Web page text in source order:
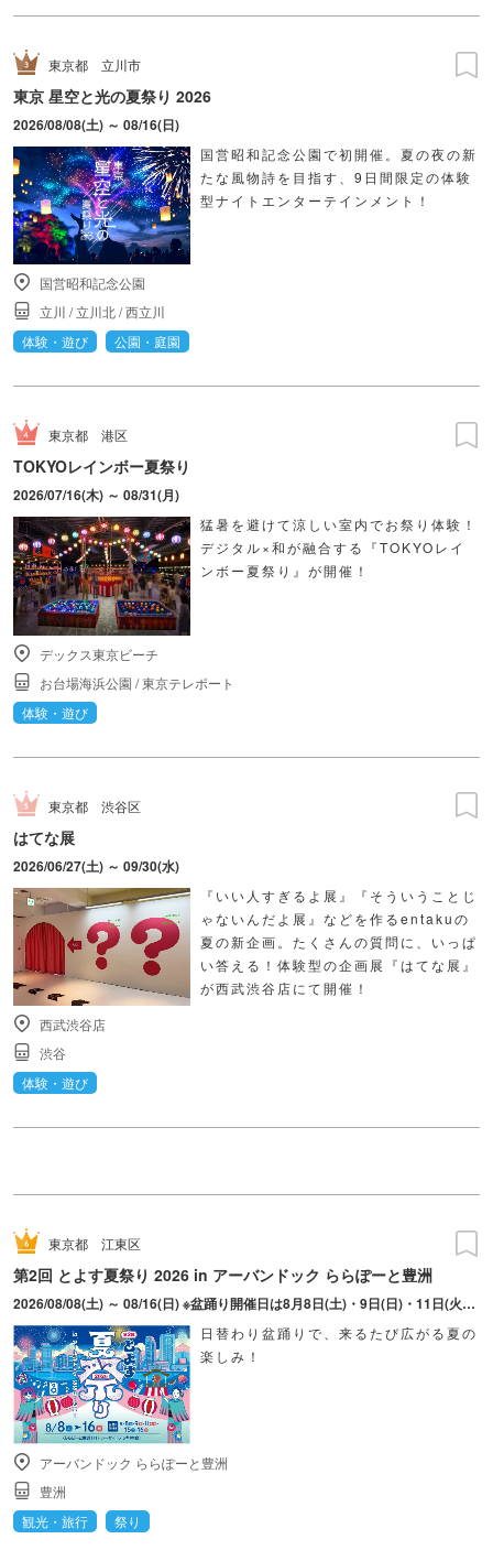
東京都 立川市
東京 星空と光の夏祭り 2026
2026/08/08(土) ～ 08/16(日)
国営昭和記念公園で初開催。夏の夜の新
たな風物詩を目指す、9日間限定の体験
型ナイトエンターテインメント！
国営昭和記念公園
立川 /立川北/西立川
体験・遊び
公園・庭園
東京都 港区
TOKYOレインボー夏祭り
2026/07/16(木) ～ 08/31(月)
猛暑を避けて涼しい室内でお祭り体験！
デジタル×和が融合する『TOKYOレイ
ンボー夏祭り』が開催！
デックス東京ビーチ
お台場海浜公園 /東京テレポート
体験・遊び
東京都 渋谷区
はてな展
2026/06/27(土) ～ 09/30(水)
『いい人すぎるよ展』『そういうことじ
ゃないんだよ展』などを作るentakuの
夏の新企画。たくさんの質問に、いっぱ
い答える！体験型の企画展『はてな展』
が西武渋谷店にて開催！
西武渋谷店
渋谷
体験・遊び
東京都 江東区
第2回 とよす夏祭り 2026 in アーバンドック ららぽーと豊洲
2026/08/08(土) ～ 08/16(日) ※盆踊り開催日は8月8日(土)・9日(日)・11日(火・祝)・15日(土)・16日(日)のみ。 ※縁日およびキッチンカーについては期間中の全日程営業予定。 ※開催コンテンツは日によって異なります。
日替わり盆踊りで、来るたび広がる夏の
楽しみ！
アーバンドック ららぽーと豊洲
豊洲
観光・旅行
祭り